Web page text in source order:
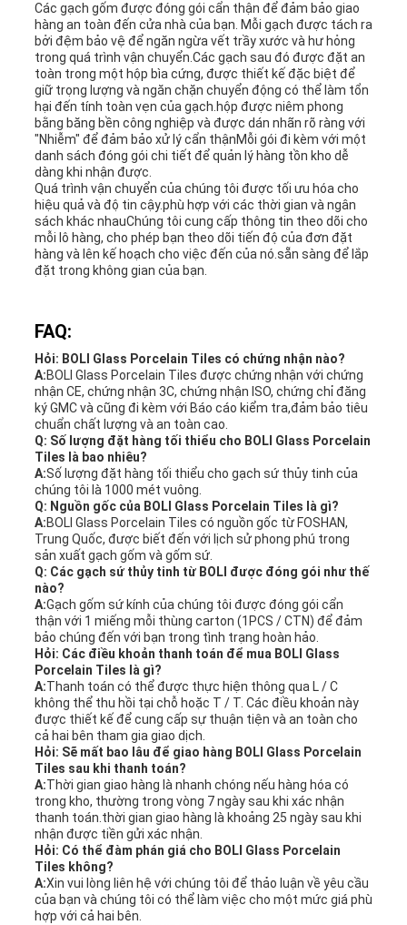
Các gạch gốm được đóng gói cẩn thận để đảm bảo giao
hàng an toàn đến cửa nhà của bạn. Mỗi gạch được tách ra
bởi đệm bảo vệ để ngăn ngừa vết trầy xước và hư hỏng
trong quá trình vận chuyển.Các gạch sau đó được đặt an
toàn trong một hộp bìa cứng, được thiết kế đặc biệt để
giữ trọng lượng và ngăn chặn chuyển động có thể làm tổn
hại đến tính toàn vẹn của gạch.hộp được niêm phong
bằng băng bền công nghiệp và được dán nhãn rõ ràng với
"Nhiễm" để đảm bảo xử lý cẩn thậnMỗi gói đi kèm với một
danh sách đóng gói chi tiết để quản lý hàng tồn kho dễ
dàng khi nhận được.
Quá trình vận chuyển của chúng tôi được tối ưu hóa cho
hiệu quả và độ tin cậy.phù hợp với các thời gian và ngân
sách khác nhauChúng tôi cung cấp thông tin theo dõi cho
mỗi lô hàng, cho phép bạn theo dõi tiến độ của đơn đặt
hàng và lên kế hoạch cho việc đến của nó.sẵn sàng để lắp
đặt trong không gian của bạn.
FAQ:
Hỏi: BOLI Glass Porcelain Tiles có chứng nhận nào?
A:BOLI Glass Porcelain Tiles được chứng nhận với chứng
nhận CE, chứng nhận 3C, chứng nhận ISO, chứng chỉ đăng
ký GMC và cũng đi kèm với Báo cáo kiểm tra,đảm bảo tiêu
chuẩn chất lượng và an toàn cao.
Q: Số lượng đặt hàng tối thiểu cho BOLI Glass Porcelain
Tiles là bao nhiêu?
A:Số lượng đặt hàng tối thiểu cho gạch sứ thủy tinh của
chúng tôi là 1000 mét vuông.
Q: Nguồn gốc của BOLI Glass Porcelain Tiles là gì?
A:BOLI Glass Porcelain Tiles có nguồn gốc từ FOSHAN,
Trung Quốc, được biết đến với lịch sử phong phú trong
sản xuất gạch gốm và gốm sứ.
Q: Các gạch sứ thủy tinh từ BOLI được đóng gói như thế
nào?
A:Gạch gốm sứ kính của chúng tôi được đóng gói cẩn
thận với 1 miếng mỗi thùng carton (1PCS / CTN) để đảm
bảo chúng đến với bạn trong tình trạng hoàn hảo.
Hỏi: Các điều khoản thanh toán để mua BOLI Glass
Porcelain Tiles là gì?
A:Thanh toán có thể được thực hiện thông qua L / C
không thể thu hồi tại chỗ hoặc T / T. Các điều khoản này
được thiết kế để cung cấp sự thuận tiện và an toàn cho
cả hai bên tham gia giao dịch.
Hỏi: Sẽ mất bao lâu để giao hàng BOLI Glass Porcelain
Tiles sau khi thanh toán?
A:Thời gian giao hàng là nhanh chóng nếu hàng hóa có
trong kho, thường trong vòng 7 ngày sau khi xác nhận
thanh toán.thời gian giao hàng là khoảng 25 ngày sau khi
nhận được tiền gửi xác nhận.
Hỏi: Có thể đàm phán giá cho BOLI Glass Porcelain
Tiles không?
A:Xin vui lòng liên hệ với chúng tôi để thảo luận về yêu cầu
của bạn và chúng tôi có thể làm việc cho một mức giá phù
hợp với cả hai bên.